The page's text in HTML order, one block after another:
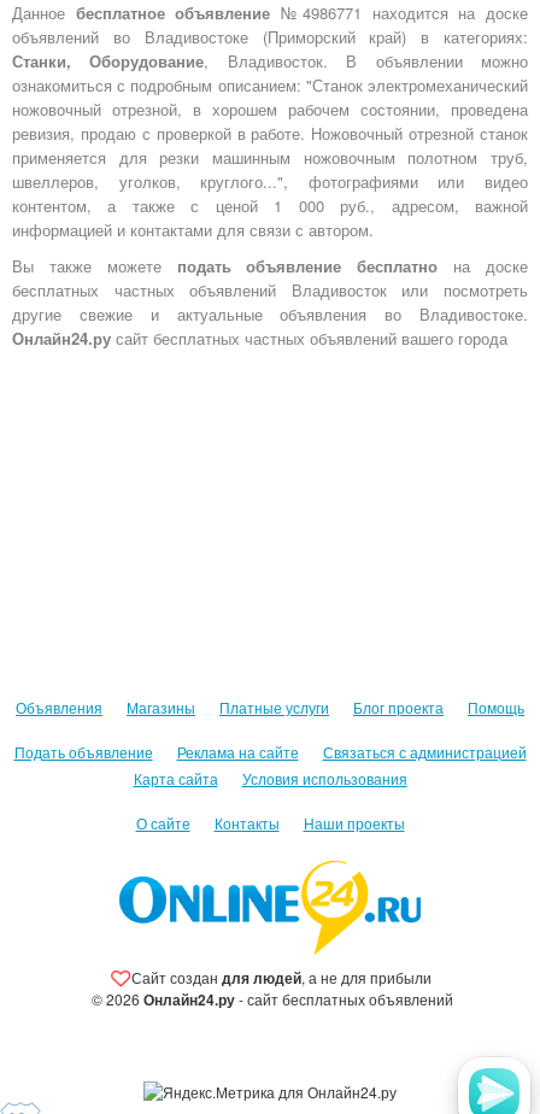
Данное бесплатное объявление №4986771 находится на доске
объявлений во Владивостоке (Приморский край) в категориях:
Станки, Оборудование, Владивосток. В объявлении можно
ознакомиться с подробным описанием: "Станок электромеханический
ножовочный отрезной, в хорошем рабочем состоянии, проведена
ревизия, продаю с проверкой в работе. Ножовочный отрезной станок
применяется для резки машинным ножовочным полотном труб,
швеллеров, уголков, круглого...", фотографиями или видео
контентом, а также с ценой 1 000 руб., адресом, важной
информацией и контактами для связи с автором.
Вы также можете подать объявление бесплатно на доске
бесплатных частных объявлений Владивосток или посмотреть
другие свежие и актуальные объявления во Владивостоке.
Онлайн24.ру сайт бесплатных частных объявлений вашего города
Объявления Магазины Платные услуги Блог проекта Помощь
Подать объявление Реклама на сайте
Связаться с администрацией
Карта сайта
Условия использования
О сайте Контакты Наши проекты
Сайт создан для людей, а не для прибыли
© 2026 Онлайн24.ру- сайт бесплатных объявлений